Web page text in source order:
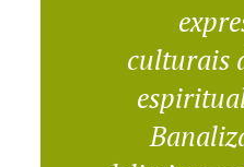
culturais